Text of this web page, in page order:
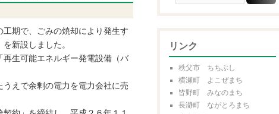
期で、ごみの焼却により発生す
新設しました。
生可能エネルギー発電設備（バ
えで余剰の電力を電力会社に売
リンク
秩父市 ちちぶし
横瀬町 よこぜまち
皆野町 みなのまち
長瀞町 ながとろまち